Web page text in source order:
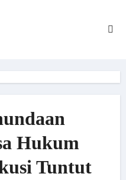
Hukum
Tuntut